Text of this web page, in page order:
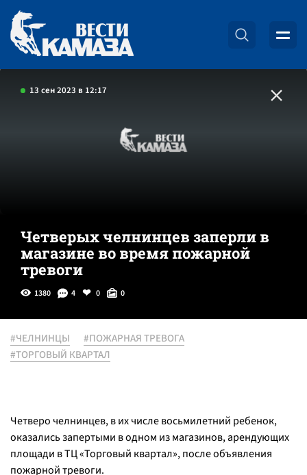
13 сен 2023 в 12:17
Четверых челнинцев заперли в
магазине во время пожарной
тревоги
1380 4 0 0
#ЧЕЛНИНЦЫ
#ПОЖАРНАЯ ТРЕВОГА
#ТОРГОВЫЙ КВАРТАЛ
Четверо челнинцев, в их числе восьмилетний ребенок,
оказались запертыми в одном из магазинов, арендующих
площади в ТЦ «Торговый квартал», после объявления
пожарной тревоги.